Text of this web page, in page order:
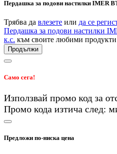
Пердашка за подови настилки IMER
Трябва да влезете или да се
Пердашка за подови настилки
к.с. към своите любими
Продължи
Само сега!
Използвай промо код за
Промо кода изтича след:
Предложи по-ниска цена